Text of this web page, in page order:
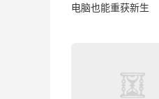
电脑也能重获新生